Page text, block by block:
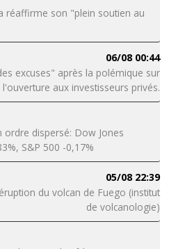
réaffirme son "plein soutien au
06/08 00:44
excuses" après la polémique sur
l'ouverture aux investisseurs privés.
ordre dispersé: Dow Jones
S&P 500 -0,17%
05/08 22:39
du volcan de Fuego (institut
de volcanologie)